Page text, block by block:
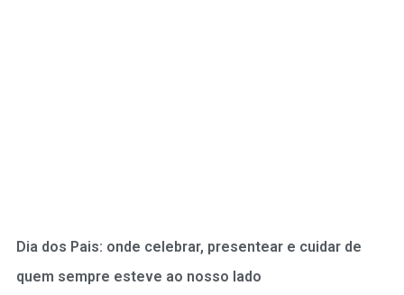
Dia dos Pais: onde celebrar, presentear e cuidar de
quem sempre esteve ao nosso lado